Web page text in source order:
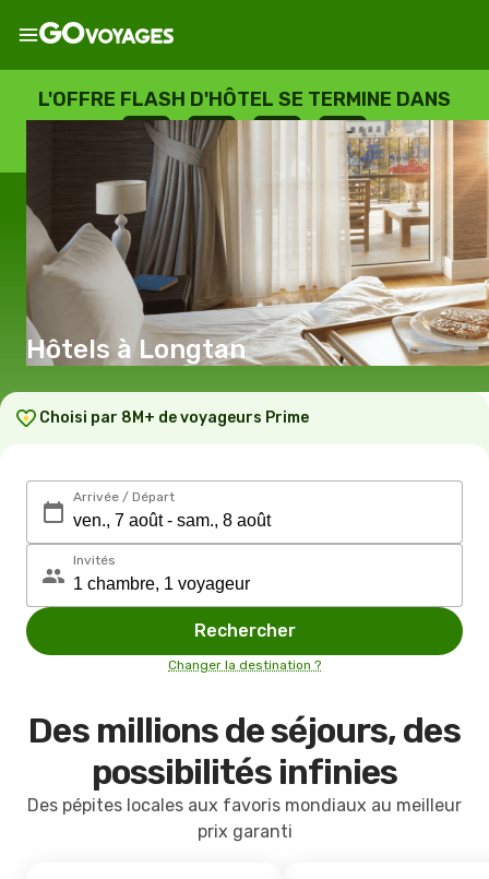
L'OFFRE FLASH D'HÔTEL SE TERMINE DANS
--
JOURS
: --
HEURES
: --
SECONDES
Hôtels à Longtan
Choisi par 8M+ de voyageurs Prime
Arrivée / Départ
Invités
Rechercher
Changer la destination ?
Des millions de séjours, des
possibilités infinies
Des pépites locales aux favoris mondiaux au meilleur
prix garanti